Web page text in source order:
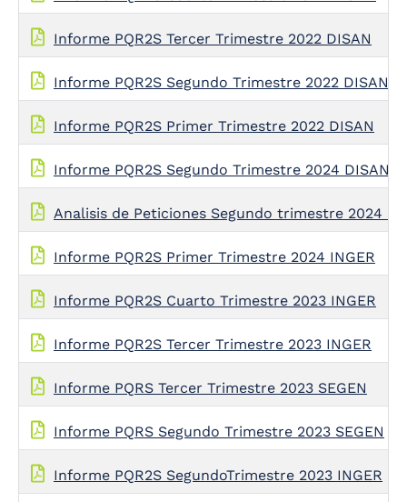
Informe PQR2S Tercer Trimestre 2022 DISAN
Informe PQR2S Segundo Trimestre 2022 DISAN
Informe PQR2S Primer Trimestre 2022 DISAN
Informe PQR2S Segundo Trimestre 2024 DISAN
Analisis de Peticiones Segundo trimestre 2024
Informe PQR2S Primer Trimestre 2024 INGER
Informe PQR2S Cuarto Trimestre 2023 INGER
Informe PQR2S Tercer Trimestre 2023 INGER
Informe PQRS Tercer Trimestre 2023 SEGEN
Informe PQRS Segundo Trimestre 2023 SEGEN
Informe PQR2S SegundoTrimestre 2023 INGER